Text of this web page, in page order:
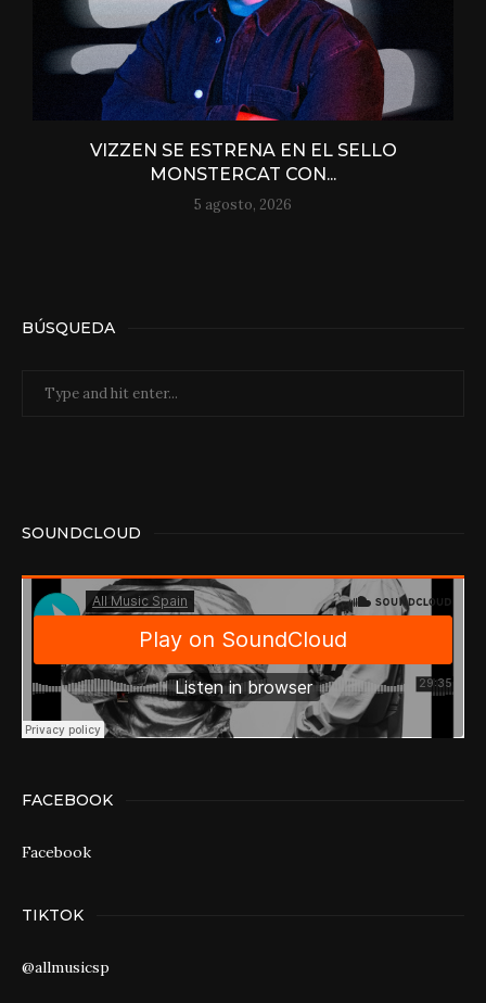
VIZZEN SE ESTRENA EN EL SELLO
MONSTERCAT CON...
5 agosto, 2026
BÚSQUEDA
SOUNDCLOUD
FACEBOOK
Facebook
TIKTOK
@allmusicsp